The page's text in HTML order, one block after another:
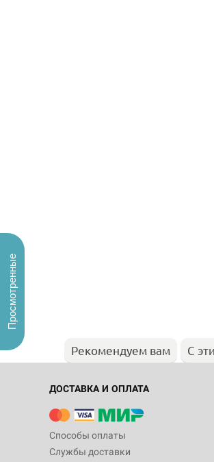
Рекомендуем вам С
ДОСТАВКА И ОПЛАТА
Способы оплаты
Службы доставки
Просмотренные